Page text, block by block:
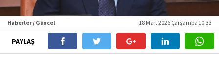
Haberler / Güncel 18 Mart 2026 Çarşamba 10:33
PAYLAŞ